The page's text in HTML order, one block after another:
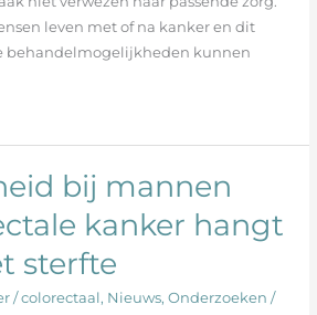
leven met of na kanker en dit
behandelmogelijkheden kunnen
bij mannen
kanker hangt
sterfte
/colorectaal, Nieuws, Onderzoeken /